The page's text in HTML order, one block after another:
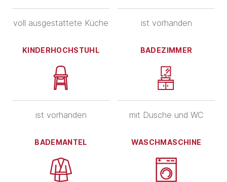
voll ausgestattete Küche ist vorhanden
KINDERHOCHSTUHL
ist vorhanden
BADEZIMMER
mit Dusche und WC
BADEMANTEL WASCHMASCHINE